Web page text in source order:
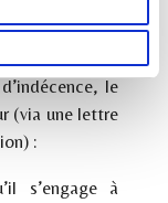
selon que le
:
le
(via une lettre
:
s’engage à